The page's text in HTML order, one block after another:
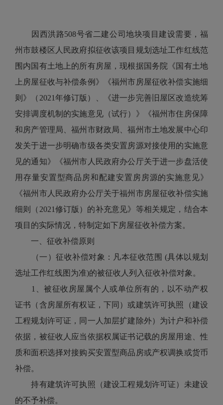
因西洪路508号省二建公司地块项目建设需要，福
州市鼓楼区人民政府拟征收该项目规划选址工作红线范
围内国有土地上的所有房屋，现根据国务院《国有土地
上房屋征收与补偿条例》《福州市房屋征收补偿实施细
则》（2021年修订版）、《进一步完善旧屋区改造统筹
安排调度机制的实施意见（试行）》《福州市住房保障
和房产管理局、福州市财政局、福州市土地发展中心印
发关于进一步明确市级各类安置房源对接使用的实施意
见的通知》《福州市人民政府办公厅关于进一步盘活使
用存量安置型商品房和配建安置房房源的实施意见》
《福州市人民政府办公厅关于福州市房屋征收补偿实施
细则（2021修订版）的补充意见》等相关规定，结合本
项目的实际情况，特制定如下房屋征收补偿方案。
一、征收补偿原则
（一）征收补偿对象：凡本征收范围 (具体以规划
选址工作红线图为准)的被征收人列入征收补偿对象。
1、被征收房屋属个人或单位所有的，以不动产权
证书（含房屋所有权证，下同）或建筑许可执照（建设
工程规划许可证，同一人加层扩建除外）为计户和补偿
依据，被征收人应当依据权属证书记载的房屋用途、性
质和面积选择对接购买安置型商品房或产权调换或货币
补偿。
持有建筑许可执照（建设工程规划许可证）未建设
的不予补偿。